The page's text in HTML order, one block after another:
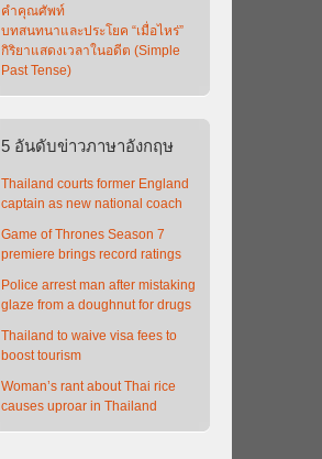
คำคุณศัพท์
บทสนทนาและประโยค “เมื่อไหร่”
กิริยาแสดงเวลาในอดีต (Simple
Past Tense)
5 อันดับข่าวภาษาอังกฤษ
Thailand courts former England
captain as new national coach
Game of Thrones Season 7
premiere brings record ratings
Police arrest man after mistaking
glaze from a doughnut for drugs
Thailand to waive visa fees to
boost tourism
Woman’s rant about Thai rice
causes uproar in Thailand